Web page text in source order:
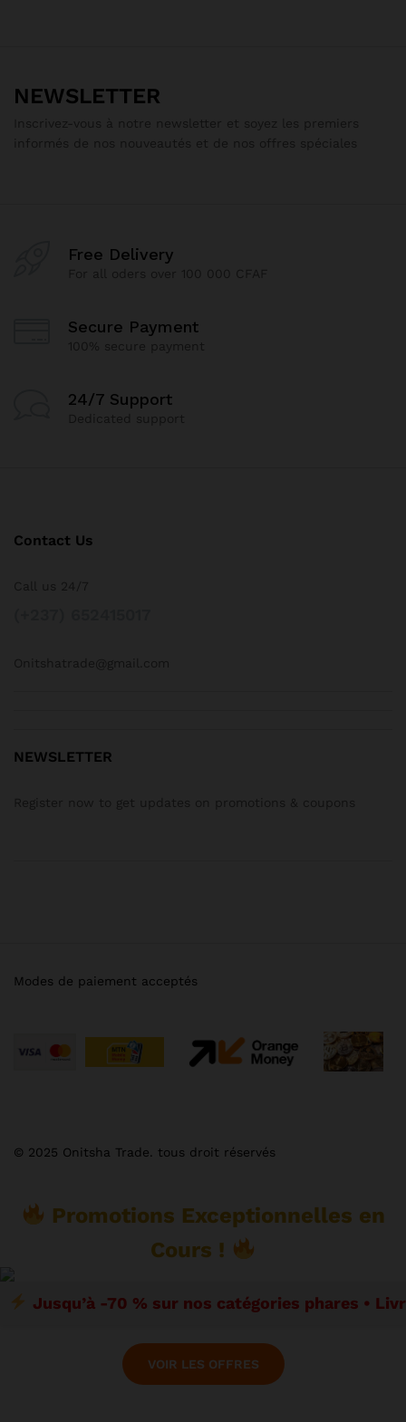
NEWSLETTER
Free Delivery
Secure Payment
24/7 Support
Contact Us
NEWSLETTER
© 2025 Onitsha Trade. tous droit réservés
Modes de paiement acceptés
Promotions Exceptionnelles en
Cours !
Jusqu’à -70 % sur nos catégories phares •
VOIR LES OFFRES